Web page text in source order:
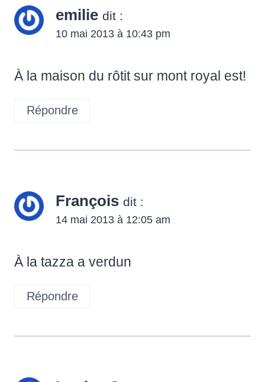
emilie dit :
10 mai 2013 à 10:43 pm
À la maison du rôtit sur mont royal est!
Répondre
François dit :
14 mai 2013 à 12:05 am
À la tazza a verdun
Répondre